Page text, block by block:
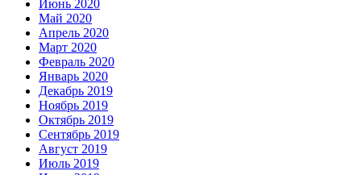
Июнь 2020
Май 2020
Апрель 2020
Март 2020
Февраль 2020
Январь 2020
Декабрь 2019
Ноябрь 2019
Октябрь 2019
Сентябрь 2019
Август 2019
Июль 2019